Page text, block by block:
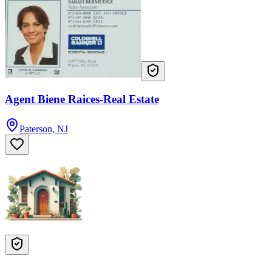
Agent Biene Raices-Real Estate
Paterson, NJ